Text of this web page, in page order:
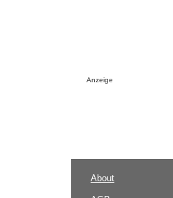
Anzeige
About